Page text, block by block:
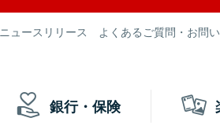
ニュースリリース よくあるご質問・お問
銀行・保険